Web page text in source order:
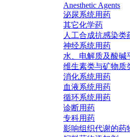
Anesthetic Agents
泌尿系统用药
其它化学药
人工合成抗感染类
神经系统用药
水、电解质及酸碱
维生素类与矿物质
消化系统用药
血液系统用药
循环系统用药
诊断用药
专科用药
影响组织代谢的药